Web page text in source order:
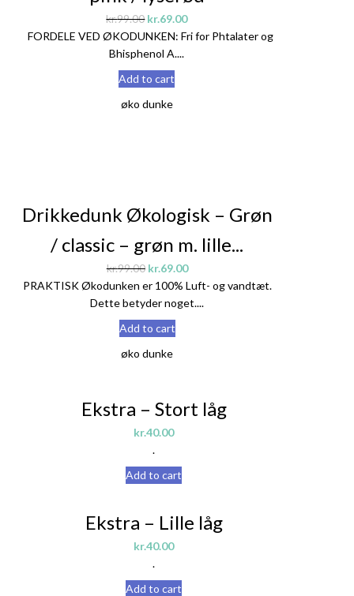
kr.99.00 kr.69.00
FORDELE VED ØKODUNKEN: Fri for Phtalater og
Bhisphenol A....
Add to cart
øko dunke
Sale!
Drikkedunk Økologisk – Grøn
/ classic – grøn m. lille...
kr.99.00 kr.69.00
PRAKTISK Økodunken er 100% Luft- og vandtæt.
Dette betyder noget....
Add to cart
øko dunke
Ekstra – Stort låg
kr.40.00
.
Add to cart
Ekstra – Lille låg
kr.40.00
.
Add to cart